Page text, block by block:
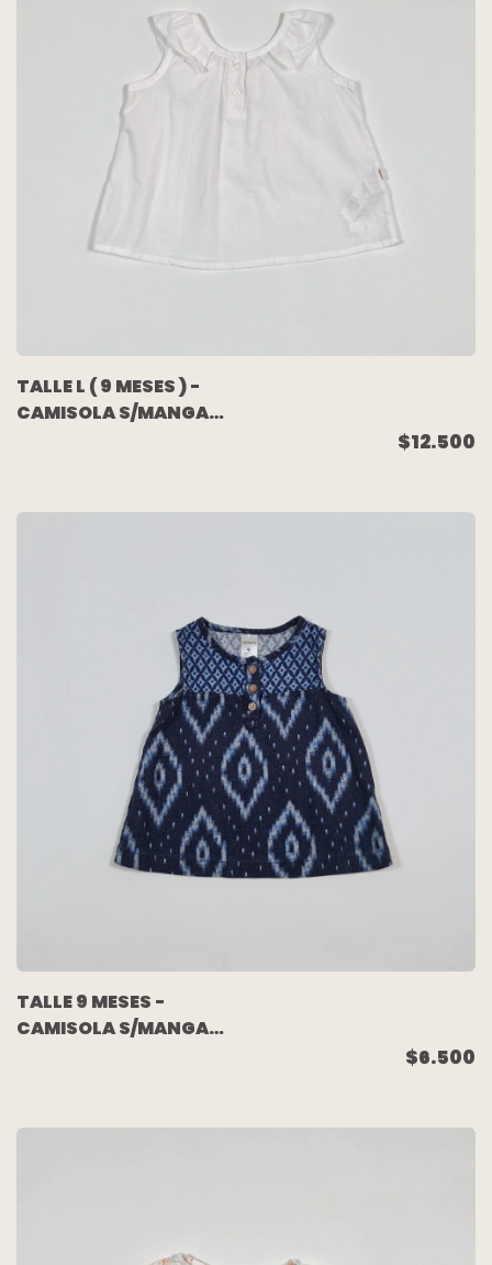
TALLE L ( 9 MESES ) -
CAMISOLA S/MANGA
$12.500
TALLE 9 MESES -
CAMISOLA S/MANGA
$6.500